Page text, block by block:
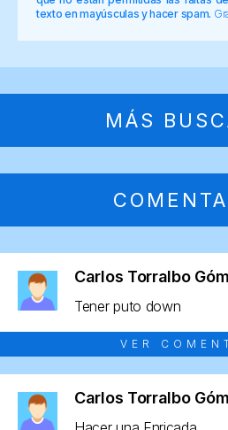
texto en mayúsculas y hacer spam.
MÁS
Carlos Torralbo
Tener puto down
VER
Carlos Torralbo